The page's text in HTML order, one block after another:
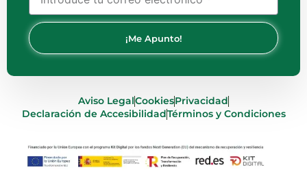
¡Me Apunto!
Aviso LegalCookiesPrivacidad
Declaración de AccesibilidadTérminos y Condiciones